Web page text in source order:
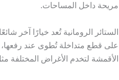
مريحة داخل المساحات.
الستائر الرومانية تُعد خيارًا آخر
على قطع متداخلة تُطوى عند
الأقمشة لتخدم الأغراض المختلفة